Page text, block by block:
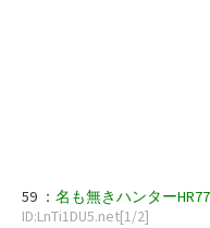
59 ： 名も無きハンター
ID:LnTi1DU5.net[1/2]